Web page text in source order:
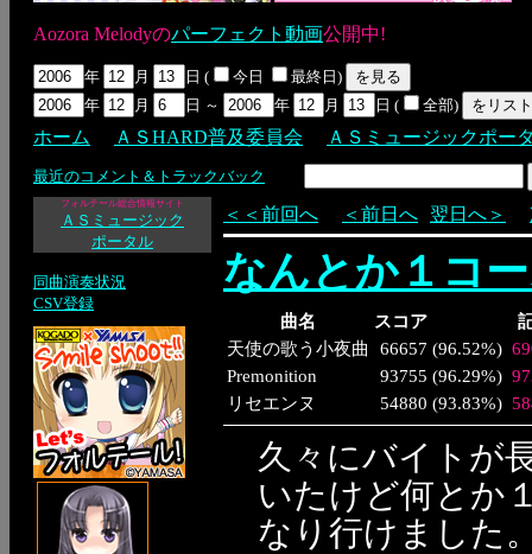
Aozora Melodyのパーフェクト動画公開中!
年 月 日 ( 今日
最終日)
年
月 日 ～ 年 月 日 ( 全部)
ホーム ＡＳHARD普及委員会 ＡＳミュージックポー
最近のコメント＆トラックバック
フォルテール総合情報サイト
ＡＳミュージック
ポータル
同曲演奏状況
CSV登録
＜＜前回へ ＜前日へ 翌日へ＞
なんとか１コ
曲名 スコア
天使の歌う小夜曲
66657 (96.52%)
Premonition
93755 (96.29%)
リセエンヌ
54880 (93.83%)
久々にバイトが
いたけど何とか
なり行けました